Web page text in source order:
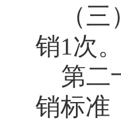
（
销1次。
第二
销标准